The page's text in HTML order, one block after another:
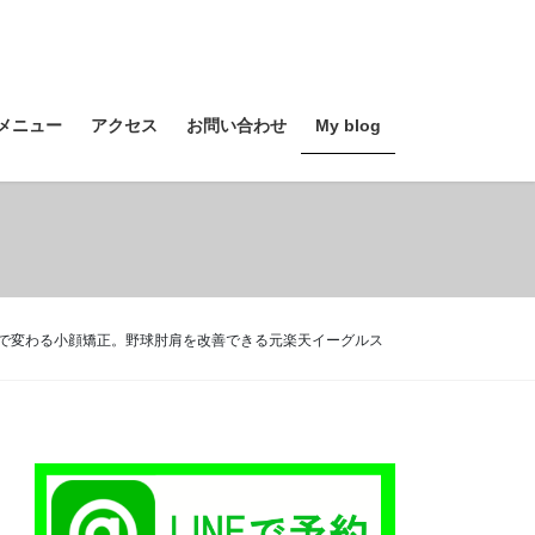
ニュー アクセス お問い合わせ My blog
わる小顔矯正。野球肘肩を改善できる元楽天イーグルス